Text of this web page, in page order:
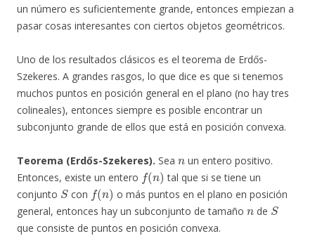
un número es suficientemente grande, entonces empiezan a
pasar cosas interesantes con ciertos objetos geométricos.
Uno de los resultados clásicos es el teorema de Erdős-
Szekeres. A grandes rasgos, lo que dice es que si tenemos
muchos puntos en posición general en el plano (no hay tres
colineales), entonces siempre es posible encontrar un
subconjunto grande de ellos que está en posición convexa.
Teorema (Erdős-Szekeres). Sea
un entero positivo.
Entonces, existe un entero
f(n )
tal que si se tiene un
conjunto
S
con
f (n
o más puntos en el plano en posición
general, entonces hay un subconjunto de tamaño
n
de
S
que consiste de puntos en posición convexa.